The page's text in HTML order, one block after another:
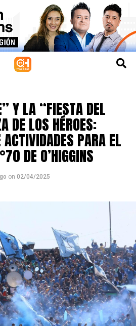
Y LA “FIESTA DEL
DE LOS HÉROES:
ACTIVIDADES PARA EL
DE O’HIGGINS
on 02/04/2025